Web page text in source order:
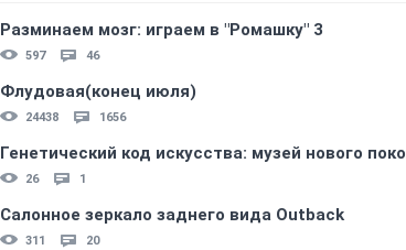
Разминаем мозг: играем в "Ромашку" 3
597 46
Флудовая(конец июля)
24438 1656
Генетический код искусства: музей нового
26 1
Салонное зеркало заднего вида Outback
311 20